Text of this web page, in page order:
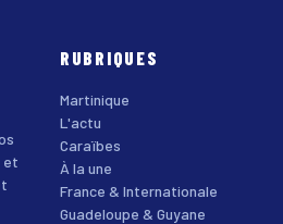
et
RUBRIQUES
Martinique
L'actu
Caraïbes
À la une
France & Internationale
Guadeloupe & Guyane